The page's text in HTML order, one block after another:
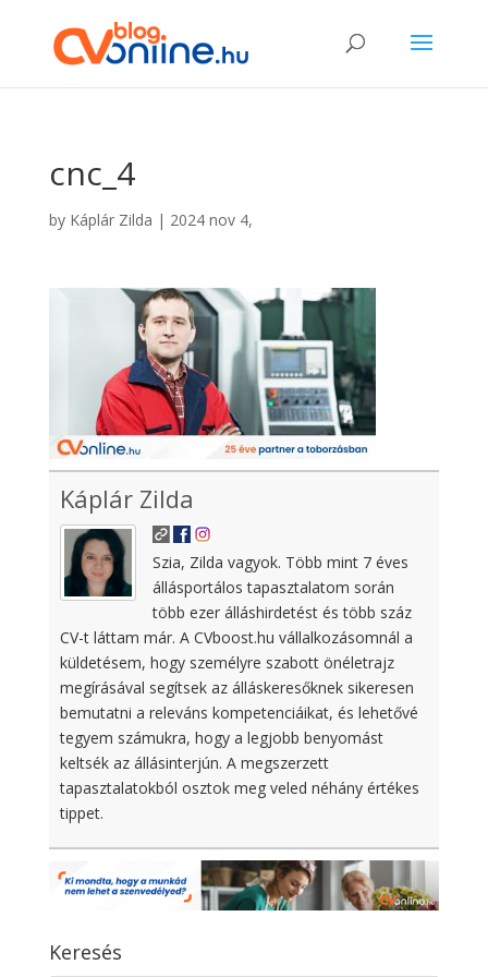
cnc_4
by Káplár Zilda | 2024 nov 4,
Káplár Zilda
Szia, Zilda vagyok. Több mint 7 éves
állásportálos tapasztalatom során
több ezer álláshirdetést és több száz
CV-t láttam már. A CVboost.hu vállalkozásomnál a
küldetésem, hogy személyre szabott önéletrajz
megírásával segítsek az álláskeresőknek sikeresen
bemutatni a releváns kompetenciáikat, és lehetővé
tegyem számukra, hogy a legjobb benyomást
keltsék az állásinterjún. A megszerzett
tapasztalatokból osztok meg veled néhány értékes
tippet.
Keresés